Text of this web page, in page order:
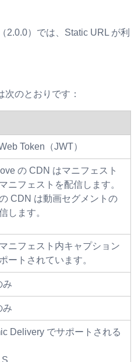
2.0.0）では、Static URL が利
のとおりです：
Token（JWT）
の CDN はマニフェスト
ニフェストを配信します。
CDN は動画セグメントの
します。
ニフェスト内キャプション
ートされています。
み
み
Delivery でサポートされる